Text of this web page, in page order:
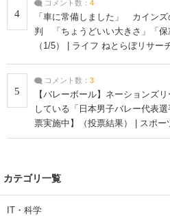
4
コメント数： 4
「車に常備しました」 カインズ
判 「ちょうどいい大きさ」「保
（1/5） | ライフ ねとらぼリサー
5
コメント数： 3
【バレーボール】ネーションズ
している「日本男子バレー代表
票実施中】（投票結果） | スポー
カテゴリ一覧
IT・科学